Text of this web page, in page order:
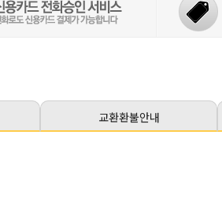
교환환불안내